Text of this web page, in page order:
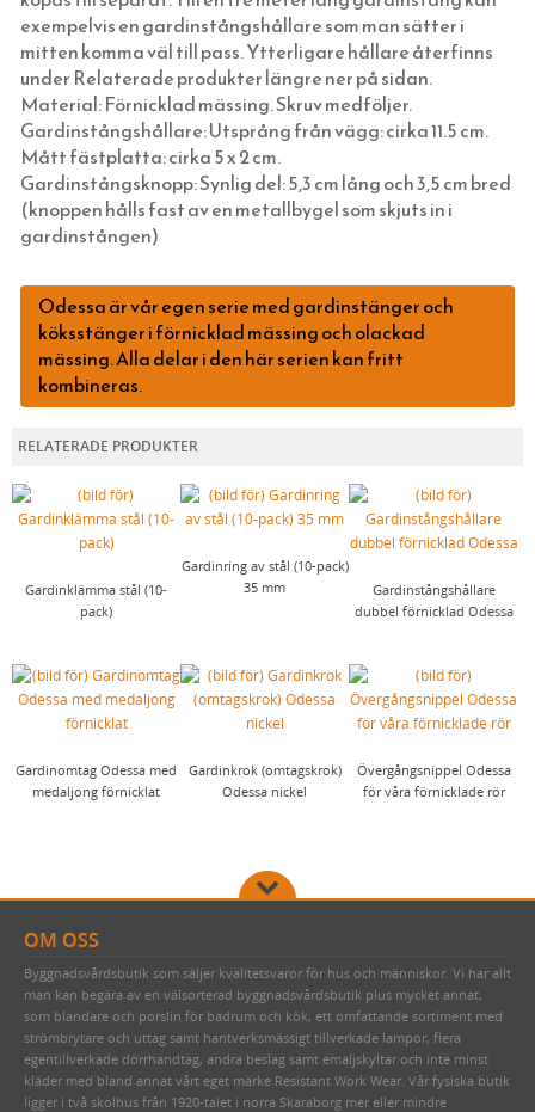
BORDSLAMPOR
GOLVLAMPOR
KLASSISKA PORSLINSLAMPOR
ELMONTERADE FOTOGENLAMPOR
SPOTLIGHTS I KLASSISK STIL
PORSLINSLAMPOR UTOMHUS
TILLBEHÖR & RESERVDELAR
FEDE (MÄSSING)
1950-TAL
BLECKPLÅT
WILMAS NATURPRODUKTER
RAKHYVLAR & RAKTVÅLAR
TRÄDGÅRDSREDSKAP
KAFFEBRYGGARE MED MERA
FÖR SKRIVBORDET
PRAKTISKA TING I HEMMET
DRICKSGLAS, VINGLAS & KARAFFER
KULTURHISTORISK BOK
TVÅ GÅNGER CARL
FUNKIS
BÅRDER
TILLBEHÖR & VERKTYG
BYGGNADSSPIK
HANDSMIDDA, SVARTBRÄNDA SPIKAR
ROSETTSPIK
BLANK TRÅDSPIK
KOPPARSPIK KVADRAT
DEKORSPIK
NUBB
STÅLSKRUV
MÄSSINGSSKRUV
FÖRNICKLAD STÅLSKRUV
TJÄRPRODUKTER
LINDREV
YLLESNÖREN/ULLSNÖRE
TJÄRDREV
DELIKATESSLÅDOR
FRÅN HAVET
FRÅN JORDEN
EMALJSKYLTAR, SIFFROR, BOKSTÄVER
EGNA EMALJSKYLTAR I VITT/SVART
NUMMERSKYLTAR I MÄSSING FÖR HUS
EGNA SKYLTAR I EMALJ & MÄSSING
SIFFROR OCH BOKSTÄVER I MÄSSING
VITA MED SVART TEXT
GJUTNA SKYLTAR MÄSSING & NICKEL
SKYLTAR MED SYMBOLER
VERKTYG & YXOR
PENSLAR FÖR LINOLJEFÄRGSMÅLNING
YXOR & BILOR
SPEEDHEATER (FÄRGBORTTAGNING)
FÄRGSKRAPOR MED MERA
BRYNEN
STUCKATUR
ÖVRIGT
WEBBUTIK
ÖPPETTIDER
KONTAKTA OSS
SÅ HÄR HANDLAR DU
OM OSS
exempelvis en gardinstångshållare som man sätter i
mitten komma väl till pass. Ytterligare hållare återfinns
under Relaterade produkter längre ner på sidan.
Material: Förnicklad mässing. Skruv medföljer.
Gardinstångshållare:Utsprång från vägg: cirka 11.5 cm.
Mått fästplatta: cirka 5 x 2 cm.
Gardinstångsknopp: Synlig del: 5,3 cm lång och 3,5 cm bred
(knoppen hålls fast av en metallbygel som skjuts in i
gardinstången)
Odessa är vår egen serie med gardinstänger och
köksstänger i förnicklad mässing och olackad
mässing. Alla delar i den här serien kan fritt
kombineras.
RELATERADE PRODUKTER
Gardinklämma stål (10-
pack)
Gardinring av stål (10-pack)
35 mm
Gardinstångshållare
dubbel förnicklad Odessa
Gardinomtag Odessa med
medaljong förnicklat
Gardinkrok (omtagskrok)
Odessa nickel
Övergångsnippel Odessa
för våra förnicklade rör
OM OSS
Byggnadsvårdsbutik som säljer kvalitetsvaror för hus och människor. Vi har allt
man kan begära av en välsorterad byggnadsvårdsbutik plus mycket annat,
som blandare och porslin för badrum och kök, ett omfattande sortiment med
strömbrytare och uttag samt hantverksmässigt tillverkade lampor, flera
egentillverkade dörrhandtag, andra beslag samt emaljskyltar och inte minst
kläder med bland annat vårt eget märke Resistant Work Wear. Vår fysiska butik
ligger i två skolhus från 1920-talet i norra Skaraborg mer eller mindre